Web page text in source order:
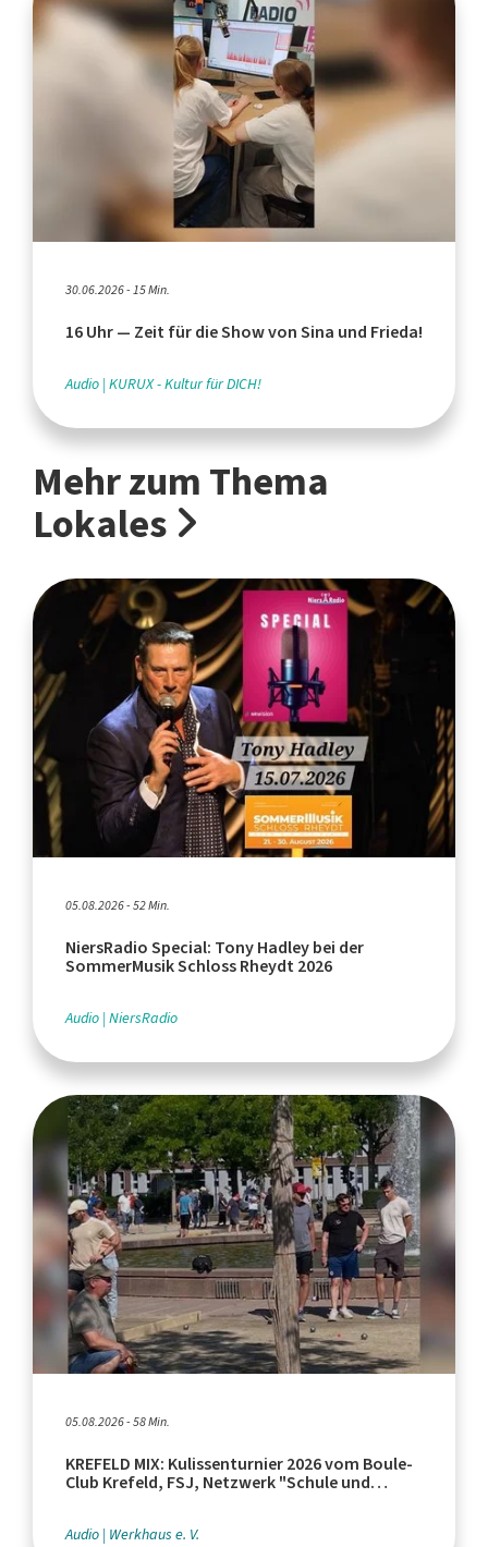
30.06.2026 - 15 Min.
16 Uhr — Zeit für die Show von Sina und Frieda!
Audio KURUX - Kultur für DICH!
Mehr zum Thema
Lokales
05.08.2026 - 52 Min.
NiersRadio Special: Tony Hadley bei der
SommerMusik Schloss Rheydt 2026
Audio NiersRadio
05.08.2026 - 58 Min.
KREFELD MIX: Kulissenturnier 2026 vom Boule-
Club Krefeld, FSJ, Netzwerk "Schule und
Audio Werkhaus e. V.